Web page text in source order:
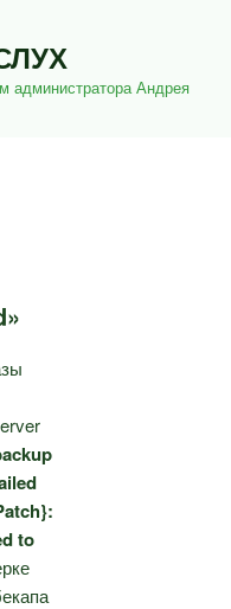
администратора Андрея
to